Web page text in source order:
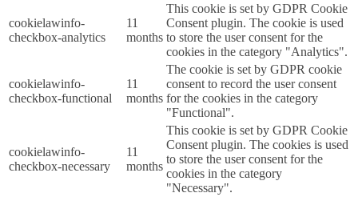
cookielawinfo-
checkbox-analytics
11
months
This cookie is set by GDPR Cookie
Consent plugin. The cookie is used
to store the user consent for the
cookies in the category "Analytics".
cookielawinfo-
checkbox-functional
11
months
The cookie is set by GDPR cookie
consent to record the user consent
for the cookies in the category
"Functional".
cookielawinfo-
checkbox-necessary
11
months
This cookie is set by GDPR Cookie
Consent plugin. The cookies is used
to store the user consent for the
cookies in the category
"Necessary".